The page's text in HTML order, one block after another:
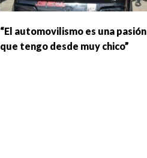
“El automovilismo es una pasión
que tengo desde muy chico”